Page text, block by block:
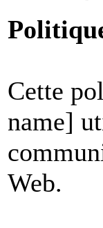
Cette
name]
Web.